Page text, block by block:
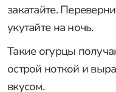
закатайте.
укутайте на ночь.
Такие огурцы
острой ноткой и
вкусом.